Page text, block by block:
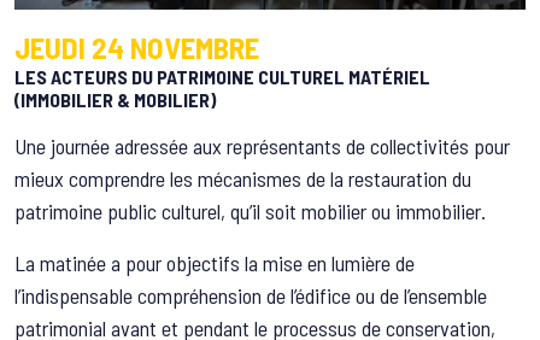
JEUDI 24 NOVEMBRE
LES ACTEURS DU PATRIMOINE CULTUREL MATÉRIEL
(IMMOBILIER & MOBILIER)
Une journée adressée aux représentants de collectivités pour
mieux comprendre les mécanismes de la restauration du
patrimoine public culturel, qu’il soit mobilier ou immobilier.
La matinée a pour objectifs la mise en lumière de
l’indispensable compréhension de l’édifice ou de l’ensemble
patrimonial avant et pendant le processus de conservation,